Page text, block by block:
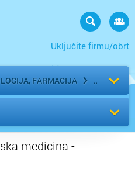
Uključite firmu/obrt
FARMACIJA
medicina -